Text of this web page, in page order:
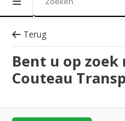
Terug
Bent u op
Couteau